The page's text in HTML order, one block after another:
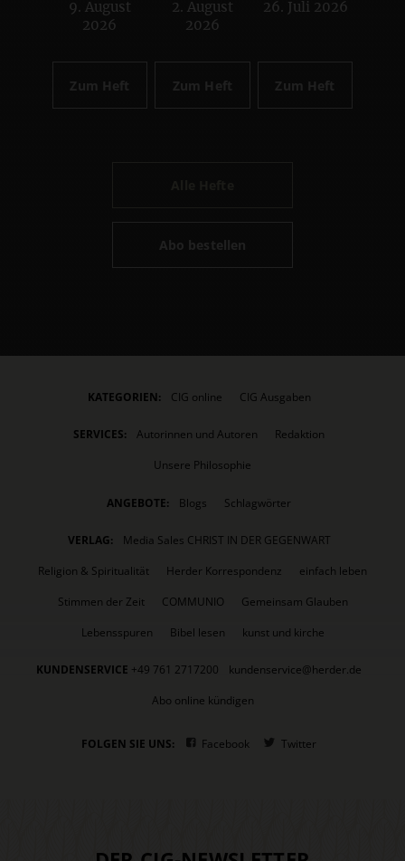
:
9. August
2026
Zum Heft
:
2. August
2026
Zum Heft
:
26. Juli 2026
Zum Heft
Abo bestellen
KATEGORIEN: CIG online CIG Ausgaben
SERVICES: Autorinnen und Autoren
Redaktion
Unsere Philosophie
ANGEBOTE: Blogs Schlagwörter
VERLAG:
Media Sales CHRIST IN DER GEGENWART
Religion & Spiritualität
Herder Korrespondenz
einfach leben
Stimmen der Zeit
COMMUNIO
Gemeinsam Glauben
Lebensspuren
Bibel lesen kunst und kirche
KUNDENSERVICE +49 761 2717200
kundenservice@herder.de
Abo online kündigen
FOLGEN SIE UNS: Facebook Twitter